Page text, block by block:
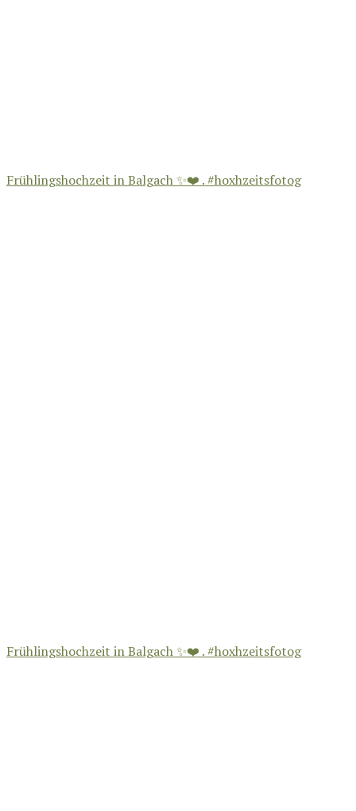
Frühlingshochzeit in Balgach ✨❤️ . #hoxhzeitsfotog
Frühlingshochzeit in Balgach ✨❤️ . #hoxhzeitsfotog